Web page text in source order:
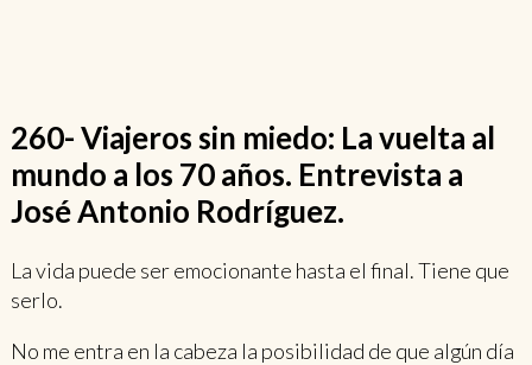
260- Viajeros sin miedo: La vuelta al
mundo a los 70 años. Entrevista a
José Antonio Rodríguez.
La vida puede ser emocionante hasta el final. Tiene que
serlo.
No me entra en la cabeza la posibilidad de que algún día